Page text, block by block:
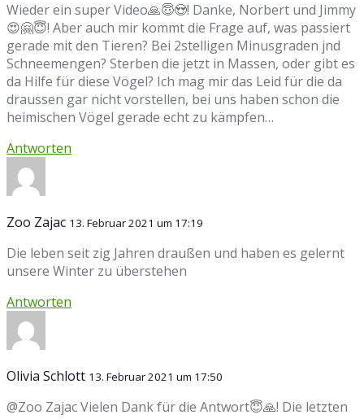
Wieder ein super Video🙏😇😍! Danke, Norbert und Jimmy
😍🤗😇! Aber auch mir kommt die Frage auf, was passiert
gerade mit den Tieren? Bei 2stelligen Minusgraden jnd
Schneemengen? Sterben die jetzt in Massen, oder gibt es
da Hilfe für diese Vögel? Ich mag mir das Leid für die da
draussen gar nicht vorstellen, bei uns haben schon die
heimischen Vögel gerade echt zu kämpfen…
Antworten
Zoo Zajac 13. Februar 2021 um 17:19
Die leben seit zig Jahren draußen und haben es gelernt
unsere Winter zu überstehen
Antworten
Olivia Schlott 13. Februar 2021 um 17:50
@Zoo Zajac Vielen Dank für die Antwort😇🙏! Die letzten